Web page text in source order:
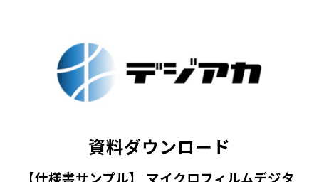
資料ダウンロード
【仕様書サンプル】 マイクロフィルムデジタ